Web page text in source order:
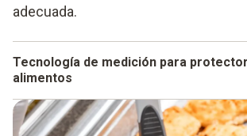
adecuada.
Tecnología de medición para
alimentos
El mejor conocimiento especializado no
no posee la tecnología de medición